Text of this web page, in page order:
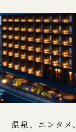
温泉、エンタメ